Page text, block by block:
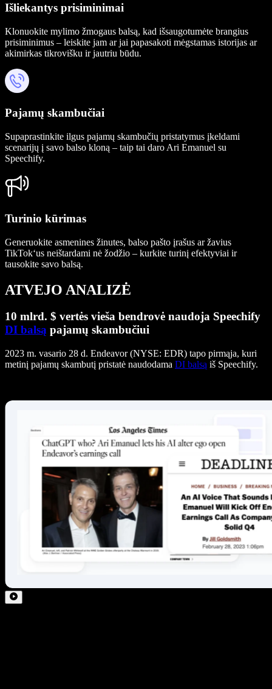
Išliekantys prisiminimai
Klonuokite mylimo žmogaus balsą, kad išsaugotumėte brangius
prisiminimus – leiskite jam ar jai papasakoti mėgstamas istorijas ar
akimirkas tikrovišku ir jautriu būdu.
Pajamų skambučiai
Supaprastinkite ilgus pajamų skambučių pristatymus įkeldami
scenarijų į savo balso kloną – taip tai daro Ari Emanuel su
Speechify.
Turinio kūrimas
Generuokite asmenines žinutes, balso pašto įrašus ar žavius
TikTok‘us neištardami nė žodžio – kurkite turinį efektyviai ir
tausokite savo balsą.
ATVEJO ANALIZĖ
10 mlrd. $ vertės vieša bendrovė naudoja Speechify
DI balsą pajamų skambučiui
2023 m. vasario 28 d. Endeavor (NYSE: EDR) tapo pirmąja, kuri
metinį pajamų skambutį pristatė naudodama DI balsą iš Speechify.